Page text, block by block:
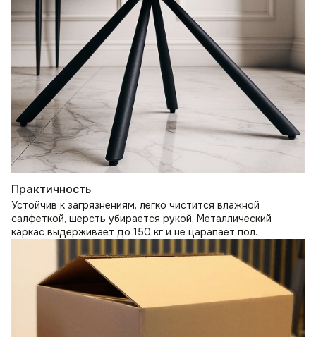
Практичность
Устойчив к загрязнениям, легко чистится влажной
салфеткой, шерсть убирается рукой. Металлический
каркас выдерживает до 150 кг и не царапает пол.